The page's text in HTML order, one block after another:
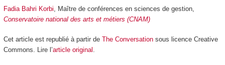
Fadia Bahri Korbi , Maître de conférences en sciences de gestion,
Conservatoire national des arts et métiers (CNAM)
Cet article est republié à partir de The Conversationsous licence Creative
Commons. Lire l’article original .